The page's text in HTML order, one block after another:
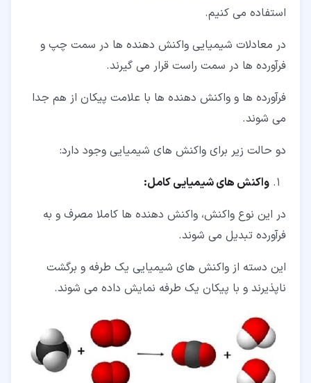
استفاده می کنیم.
در معادلات شیمیایی واکنش دهنده ها در سمت چپ و
فرآورده ها در سمت راست قرار می گیرند.
فرآورده ها و واکنش دهنده ها با علامت پیکان از هم جدا
می شوند.
دو حالت زیر برای واکنش های شیمیایی وجود دارد:
واکنش های شیمیایی کامل:
در این نوع واکنش، واکنش دهنده ها کاملا مصرف و به
فرآورده تبدیل می شوند.
این دسته از واکنش های شیمیایی یک طرفه و برگشت
ناپذیرند و با پیکان یک طرفه نمایش داده می شوند.